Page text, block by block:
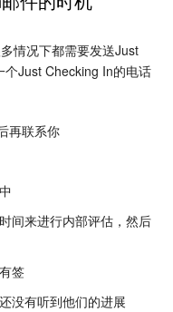
情况下都需要发送Just
Just Checking In的电话
再联系你
间来进行内部评估，然后
签
没有听到他们的进展